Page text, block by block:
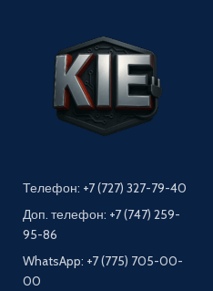
Телефон: +7 (727) 327-79-40
Доп. телефон: +7 (747) 259-
95-86
WhatsApp: +7 (775) 705-00-
00